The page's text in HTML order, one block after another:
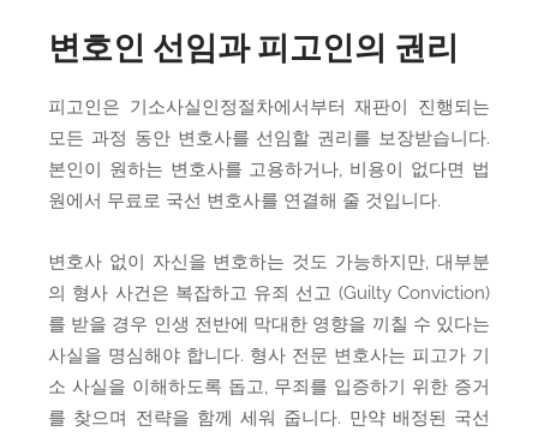
변호인 선임과 피고인의 권리
피고인은 기소사실인정절차에서부터 재판이 진행되는
모든 과정 동안 변호사를 선임할 권리를 보장받습니다.
본인이 원하는 변호사를 고용하거나, 비용이 없다면 법
원에서 무료로 국선 변호사를 연결해 줄 것입니다.
변호사 없이 자신을 변호하는 것도 가능하지만, 대부분
의 형사 사건은 복잡하고 유죄 선고 (Guilty Conviction)
를 받을 경우 인생 전반에 막대한 영향을 끼칠 수 있다는
사실을 명심해야 합니다. 형사 전문 변호사는 피고가 기
소 사실을 이해하도록 돕고, 무죄를 입증하기 위한 증거
를 찾으며 전략을 함께 세워 줍니다. 만약 배정된 국선